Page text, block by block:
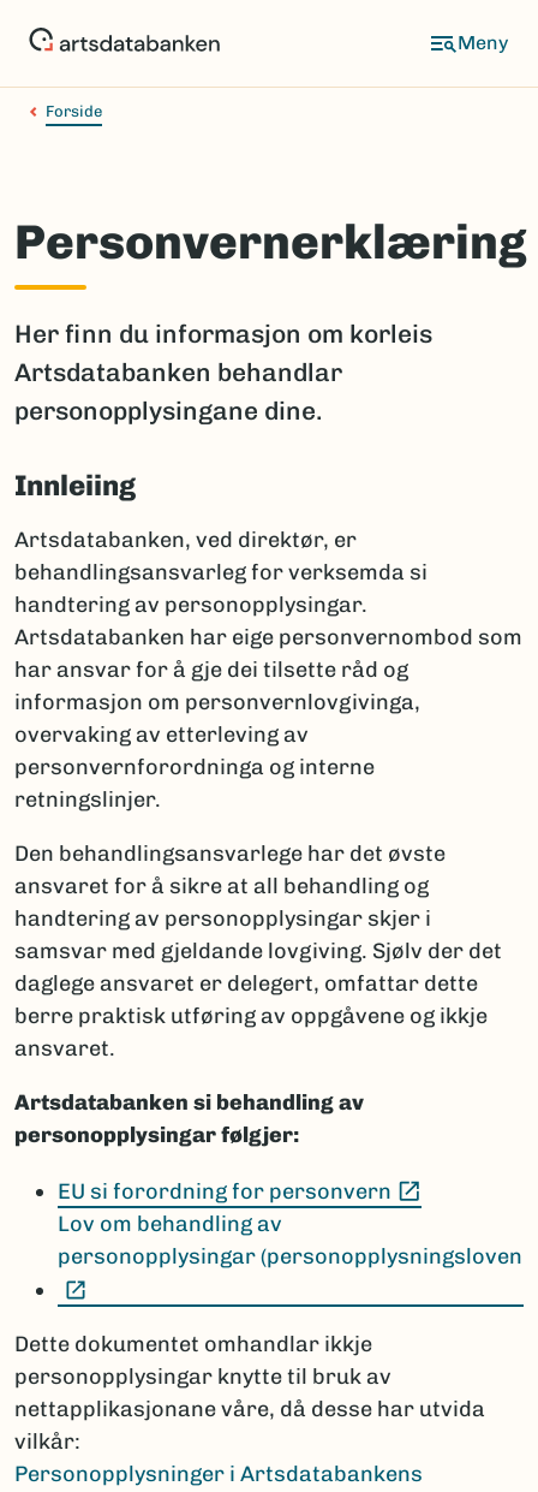
Forside
Personvernerklæring
Her finn du informasjon om korleis
Artsdatabanken behandlar
personopplysingane dine.
Innleiing
Artsdatabanken, ved direktør, er
behandlingsansvarleg for verksemda si
handtering av personopplysingar.
Artsdatabanken har eige personvernombod som
har ansvar for å gje dei tilsette råd og
informasjon om personvernlovgivinga,
overvaking av etterleving av
personvernforordninga og interne
retningslinjer.
Den behandlingsansvarlege har det øvste
ansvaret for å sikre at all behandling og
handtering av personopplysingar skjer i
samsvar med gjeldande lovgiving. Sjølv der det
daglege ansvaret er delegert, omfattar dette
berre praktisk utføring av oppgåvene og ikkje
ansvaret.
Artsdatabanken si behandling av
personopplysingar følgjer:
EU si forordning for personvern
Lov om behandling av
personopplysingar (personopplysningsloven
Dette dokumentet omhandlar ikkje
personopplysingar knytte til bruk av
nettapplikasjonane våre, då desse har utvida
vilkår:
Personopplysninger i Artsdatabankens